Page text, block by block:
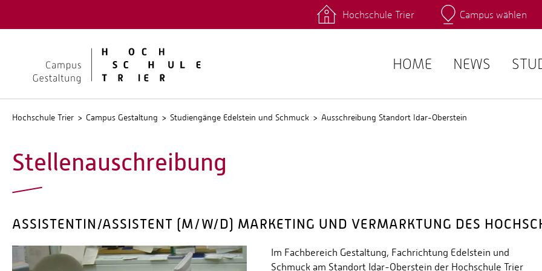
Kontakt Fachrichtungen Intranet
Hochschule Trier Campus wählen
HOME NEWS
Hochschule Trier Campus Gestaltung Studiengänge Edelstein und Schmuck Ausschreibung Standort Idar-Oberstein
Stellenauschreibung
ASSISTENTIN/ASSISTENT (M/W/D) MARKETING UND VERMARKTUNG DES
Im Fachbereich Gestaltung, Fachrichtung Edelstein und
Schmuck am Standort Idar-Oberstein der Hochschule Trier